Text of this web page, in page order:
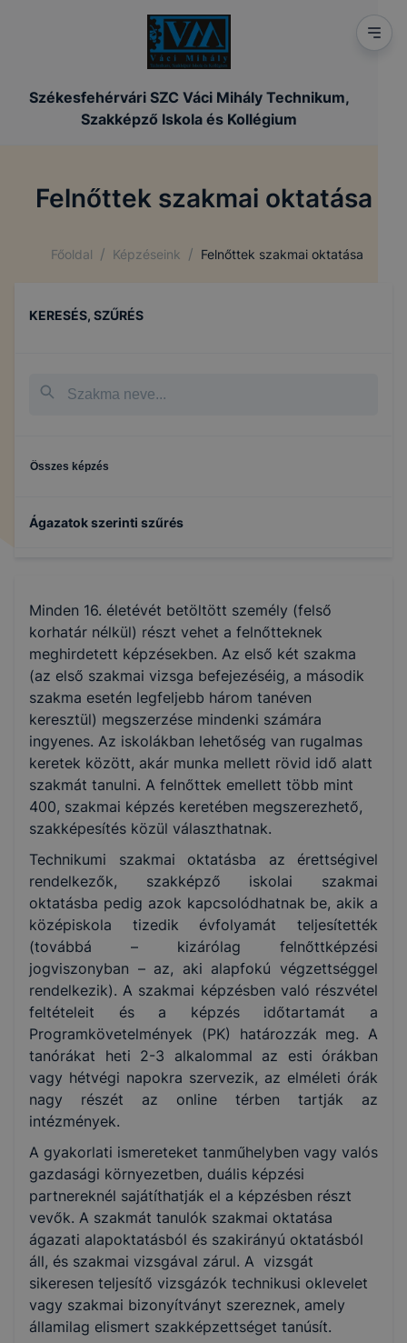
Székesfehérvári SZC Váci Mihály Technikum,
Szakképző Iskola és Kollégium
Felnőttek szakmai oktatása
Főoldal / Képzéseink / Felnőttek szakmai oktatása
KERESÉS, SZŰRÉS
Összes képzés
Ágazatok szerinti szűrés
Specializált gép- és járműgyártás
Minden 16. életévét betöltött személy (felső
korhatár nélkül) részt vehet a felnőtteknek
meghirdetett képzésekben. Az első két szakma
(az első szakmai vizsga befejezéséig, a második
szakma esetén legfeljebb három tanéven
keresztül) megszerzése mindenki számára
ingyenes. Az iskolákban lehetőség van rugalmas
keretek között, akár munka mellett rövid idő alatt
szakmát tanulni. A felnőttek emellett több mint
400, szakmai képzés keretében megszerezhető,
szakképesítés közül választhatnak.
Technikumi szakmai oktatásba az érettségivel
rendelkezők, szakképző iskolai szakmai
oktatásba pedig azok kapcsolódhatnak be, akik a
középiskola tizedik évfolyamát teljesítették
(továbbá – kizárólag felnőttképzési
jogviszonyban – az, aki alapfokú végzettséggel
rendelkezik). A szakmai képzésben való részvétel
feltételeit és a képzés időtartamát a
Programkövetelmények (PK) határozzák meg. A
tanórákat heti 2-3 alkalommal az esti órákban
vagy hétvégi napokra szervezik, az elméleti órák
nagy részét az online térben tartják az
intézmények.
A gyakorlati ismereteket tanműhelyben vagy valós
gazdasági környezetben, duális képzési
partnereknél sajátíthatják el a képzésben részt
vevők. A szakmát tanulók szakmai oktatása
ágazati alapoktatásból és szakirányú oktatásból
áll, és szakmai vizsgával zárul. A vizsgát
sikeresen teljesítő vizsgázók technikusi oklevelet
vagy szakmai bizonyítványt szereznek, amely
államilag elismert szakképzettséget tanúsít.